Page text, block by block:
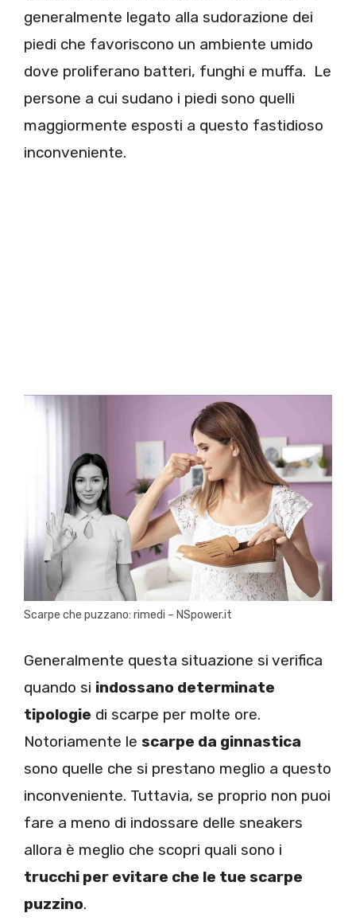
generalmente legato alla sudorazione dei
piedi che favoriscono un ambiente umido
dove proliferano batteri, funghi e muffa. Le
persone a cui sudano i piedi sono quelli
maggiormente esposti a questo fastidioso
inconveniente.
Scarpe che puzzano: rimedi – NSpower.it
Generalmente questa situazione si verifica
quando si indossano determinate
tipologie di scarpe per molte ore.
Notoriamente le scarpe da ginnastica
sono quelle che si prestano meglio a questo
inconveniente. Tuttavia, se proprio non puoi
fare a meno di indossare delle sneakers
allora è meglio che scopri quali sono i
trucchi per evitare che le tue scarpe
puzzino.